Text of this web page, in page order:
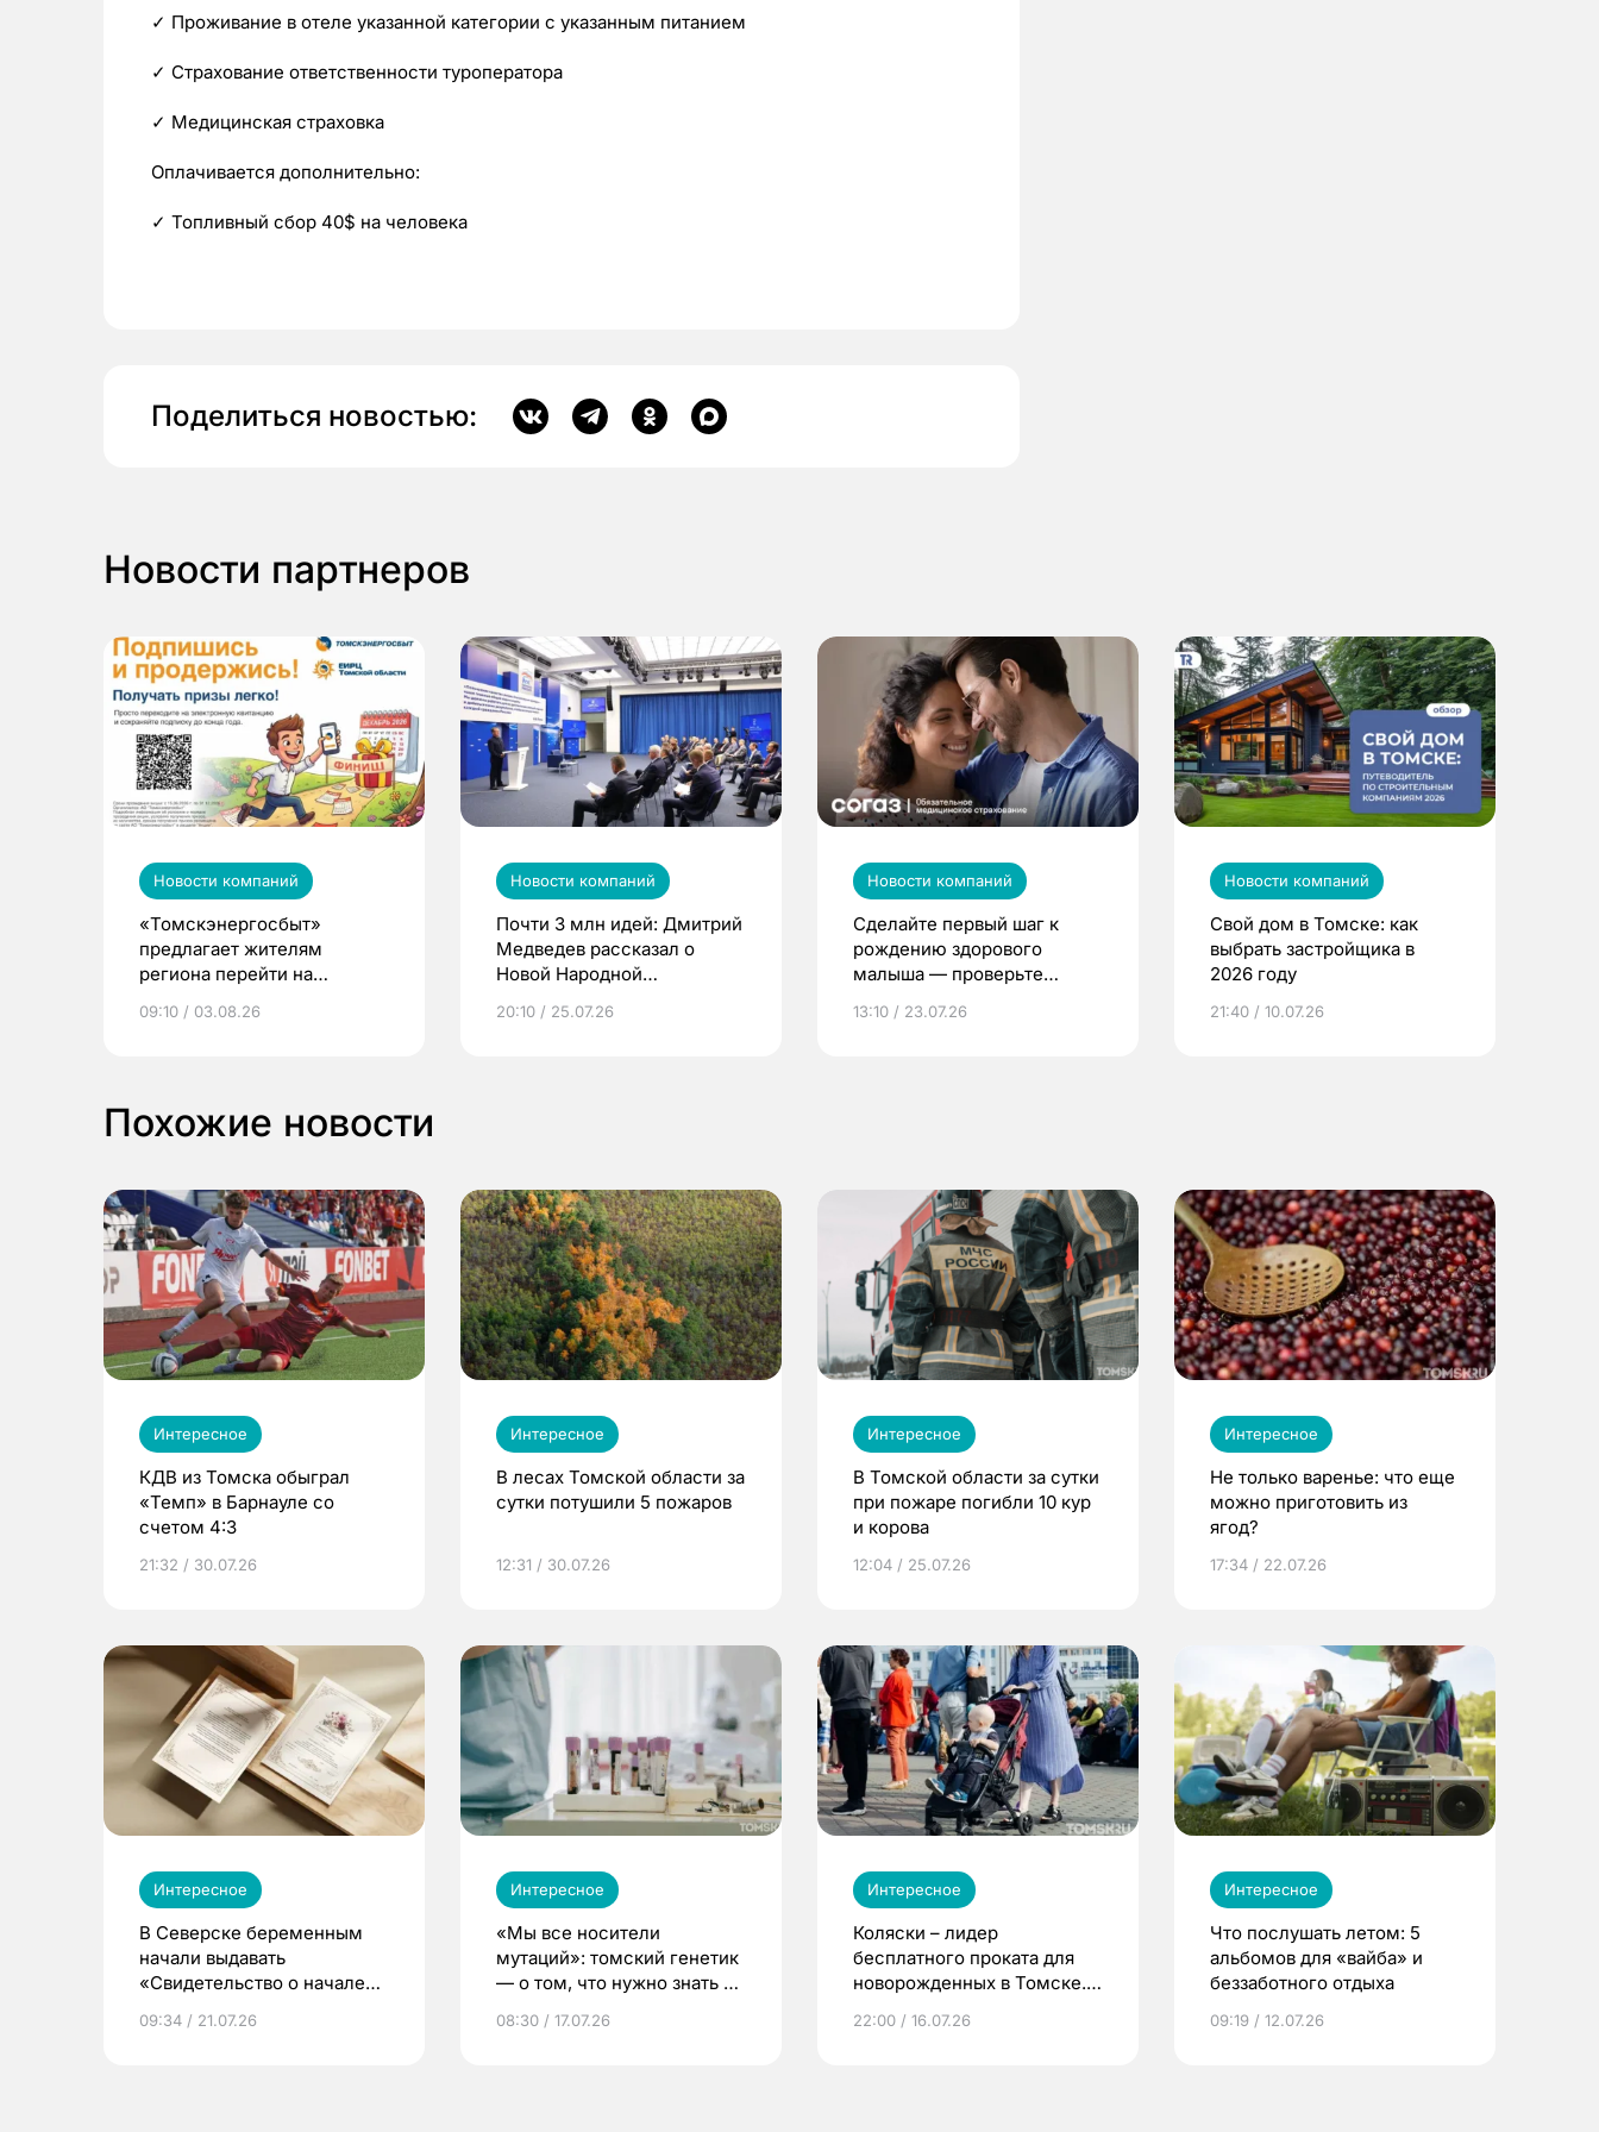
✓ Проживание в отеле указанной категории с указанным питанием
✓ Страхование ответственности туроператора
✓ Медицинская страховка
Оплачивается дополнительно:
✓ Топливный сбор 40$ на человека
Поделиться новостью:
Новости партнеров
Новости компаний
«Томскэнергосбыт»
предлагает жителям
региона перейти на
выиграть призы
09:10 / 03.08.26
Новости компаний
Почти 3 млн идей: Дмитрий
Медведев рассказал о
Новой Народной
20:10 / 25.07.26
Новости компаний
Сделайте первый шаг к
рождению здорового
малыша — проверьте
по ОМС!
13:10 / 23.07.26
Новости компаний
Свой дом в Томске: как
выбрать застройщика в
2026 году
21:40 / 10.07.26
Похожие новости
Интересное
КДВ из Томска обыграл
«Темп» в Барнауле со
счетом 4:3
21:32 / 30.07.26
Интересное
В лесах Томской области за
сутки потушили 5 пожаров
12:31 / 30.07.26
Интересное
В Томской области за сутки
при пожаре погибли 10 кур
и корова
12:04 / 25.07.26
Интересное
Не только варенье: что еще
можно приготовить из
ягод?
17:34 / 22.07.26
Интересное
В Северске беременным
начали выдавать
«Свидетельство о начале
09:34 / 21.07.26
Интересное
«Мы все носители
мутаций»: томский генетик
— о том, что нужно знать до
08:30 / 17.07.26
Интересное
Коляски – лидер
бесплатного проката для
новорожденных в Томске.
22:00 / 16.07.26
Интересное
Что послушать летом: 5
альбомов для «вайба» и
беззаботного отдыха
09:19 / 12.07.26